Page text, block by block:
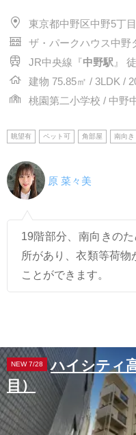
東京都中野区中野5丁目
ザ・パークハウス中野
JR中央線『中野駅 』
建物 75.85㎡ / 3LDK /
桃園第二小学校 / 中野
眺望有 ペット可 角部屋 南向き
原 菜々美
19階部分、南向きの
所があり、衣類等荷物
ことができます。
NEW 7/28
ハイシティ
目）